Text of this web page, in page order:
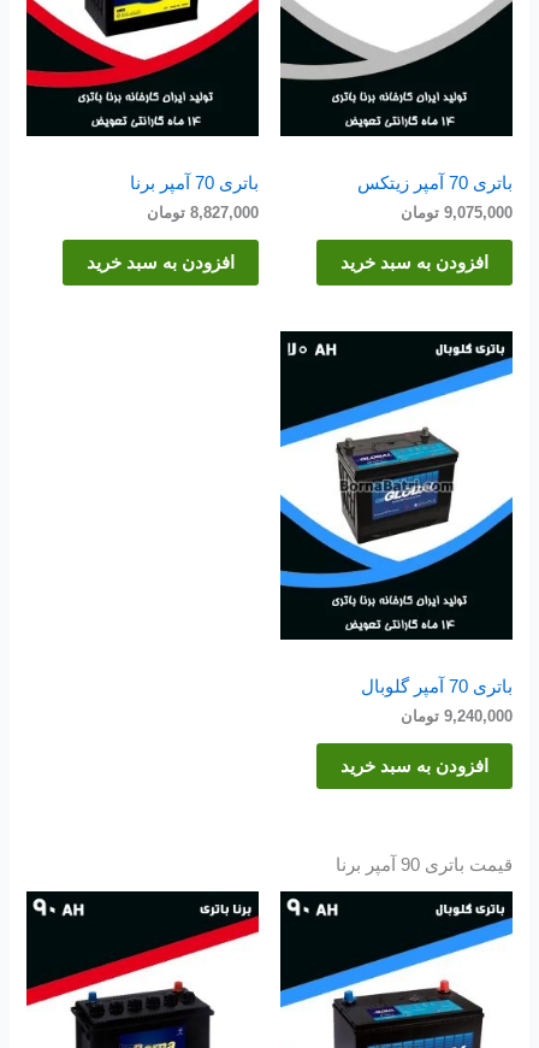
باتری 70 آمپر زیتکس
9,075,000 تومان
افزودن به سبد خرید
باتری 70 آمپر برنا
8,827,000 تومان
افزودن به سبد خرید
باتری 70 آمپر گلوبال
9,240,000 تومان
افزودن به سبد خرید
قیمت باتری 90 آمپر برنا